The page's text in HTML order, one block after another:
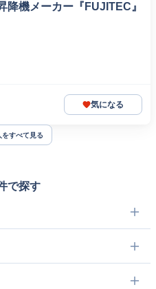
降機メーカー『FUJITEC』
気になる
すべて見る
で探す